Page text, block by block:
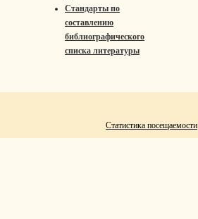
Стандарты по
составлению
библиографического
списка литературы
Статистика посещаемости